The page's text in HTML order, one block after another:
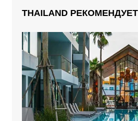
THAILAND РЕКОМЕНДУЕТ